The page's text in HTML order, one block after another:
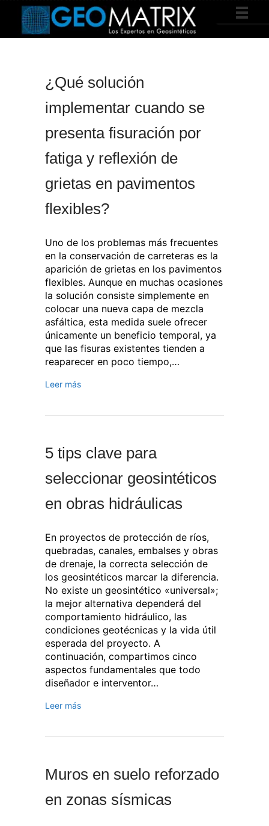
¿Qué solución
implementar cuando se
presenta fisuración por
fatiga y reflexión de
grietas en pavimentos
flexibles?
Uno de los problemas más frecuentes
en la conservación de carreteras es la
aparición de grietas en los pavimentos
flexibles. Aunque en muchas ocasiones
la solución consiste simplemente en
colocar una nueva capa de mezcla
asfáltica, esta medida suele ofrecer
únicamente un beneficio temporal, ya
que las fisuras existentes tienden a
reaparecer en poco tiempo,…
Leer más
5 tips clave para
seleccionar geosintéticos
en obras hidráulicas
En proyectos de protección de ríos,
quebradas, canales, embalses y obras
de drenaje, la correcta selección de
los geosintéticos marcar la diferencia.
No existe un geosintético «universal»;
la mejor alternativa dependerá del
comportamiento hidráulico, las
condiciones geotécnicas y la vida útil
esperada del proyecto. A
continuación, compartimos cinco
aspectos fundamentales que todo
diseñador e interventor…
Leer más
Muros en suelo reforzado
en zonas sísmicas